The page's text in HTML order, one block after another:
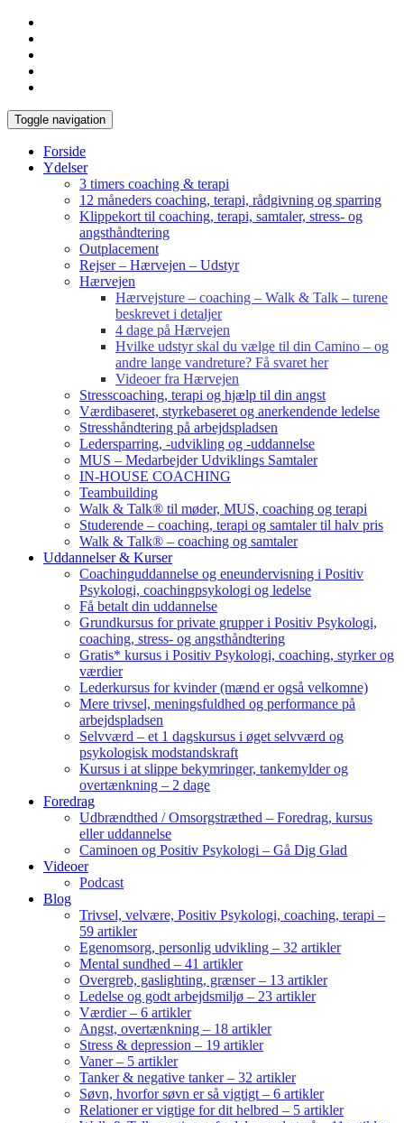
Toggle navigation
Forside
Ydelser
3 timers coaching & terapi
12 måneders coaching, terapi, rådgivning og sparring
Klippekort til coaching, terapi, samtaler, stress- og
angsthåndtering
Outplacement
Rejser – Hærvejen – Udstyr
Hærvejen
Hærvejsture – coaching – Walk & Talk – turene
beskrevet i detaljer
4 dage på Hærvejen
Hvilke udstyr skal du vælge til din Camino – og
andre lange vandreture? Få svaret her
Videoer fra Hærvejen
Stresscoaching, terapi og hjælp til din angst
Værdibaseret, styrkebaseret og anerkendende ledelse
Stresshåndtering på arbejdspladsen
Ledersparring, -udvikling og -uddannelse
MUS – Medarbejder Udviklings Samtaler
IN-HOUSE COACHING
Teambuilding
Walk & Talk® til møder, MUS, coaching og terapi
Studerende – coaching, terapi og samtaler til halv pris
Walk & Talk® – coaching og samtaler
Uddannelser & Kurser
Coachinguddannelse og eneundervisning i Positiv
Psykologi, coachingpsykologi og ledelse
Få betalt din uddannelse
Grundkursus for private grupper i Positiv Psykologi,
coaching, stress- og angsthåndtering
Gratis* kursus i Positiv Psykologi, coaching, styrker og
værdier
Lederkursus for kvinder (mænd er også velkomne)
Mere trivsel, meningsfuldhed og performance på
arbejdspladsen
Selvværd – et 1 dagskursus i øget selvværd og
psykologisk modstandskraft
Kursus i at slippe bekymringer, tankemylder og
overtænkning – 2 dage
Foredrag
Udbrændthed / Omsorgstræthed – Foredrag, kursus
eller uddannelse
Caminoen og Positiv Psykologi – Gå Dig Glad
Videoer
Podcast
Blog
Trivsel, velvære, Positiv Psykologi, coaching, terapi –
59 artikler
Egenomsorg, personlig udvikling – 32 artikler
Mental sundhed – 41 artikler
Overgreb, gaslighting, grænser – 13 artikler
Ledelse og godt arbejdsmiljø – 23 artikler
Værdier – 6 artikler
Angst, overtænkning – 18 artikler
Stress & depression – 19 artikler
Vaner – 5 artikler
Tanker & negative tanker – 32 artikler
Søvn, hvorfor søvn er så vigtigt – 6 artikler
Relationer er vigtige for dit helbred – 5 artikler